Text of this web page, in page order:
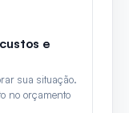
e
sua situação.
no orçamento